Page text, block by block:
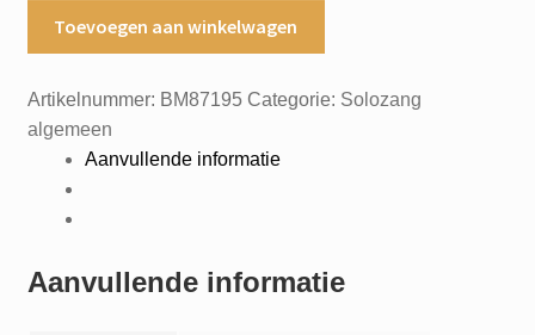
first
set
voice
aantal
Toevoegen aan winkelwagen
Artikelnummer: BM87195 Categorie: Solozang
algemeen
Aanvullende informatie
Aanvullende informatie